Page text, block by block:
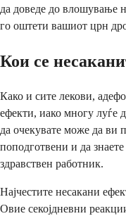
да доведе до влошување
го оштети вашиот црн
Кои се
Како и сите лекови,
ефекти, иако многу луѓе
да очекувате може да ви
поподготвени и да
здравствен работник.
Најчестите несакани
Овие секојдневни